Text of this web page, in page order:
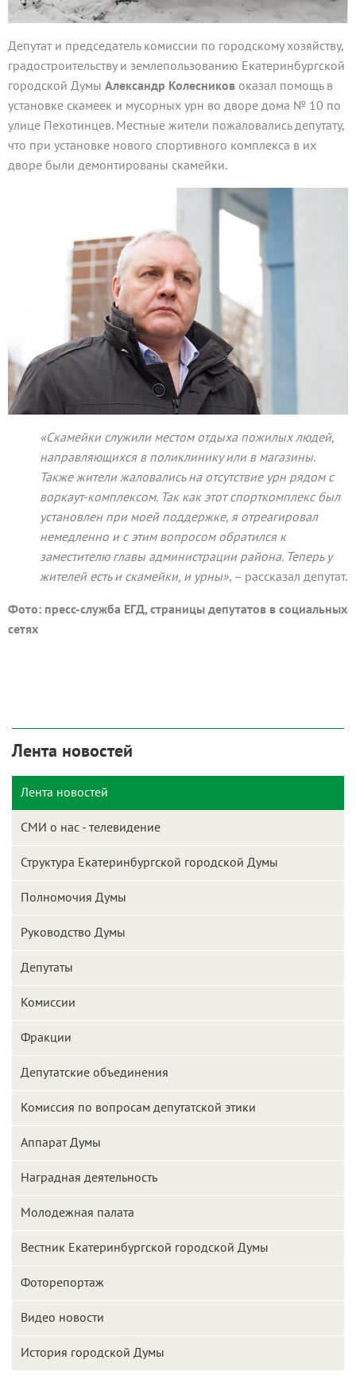
Депутат и председатель комиссии по городскому хозяйству,
градостроительству и землепользованию Екатеринбургской
городской Думы Александр Колесников оказал помощь в
установке скамеек и мусорных урн во дворе дома № 10 по
улице Пехотинцев. Местные жители пожаловались депутату,
что при установке нового спортивного комплекса в их
дворе были демонтированы скамейки.
«Скамейки служили местом отдыха пожилых людей,
направляющихся в поликлинику или в магазины.
Также жители жаловались на отсутствие урн рядом с
воркаут-комплексом. Так как этот спорткомплекс был
установлен при моей поддержке, я отреагировал
немедленно и с этим вопросом обратился к
заместителю главы администрации района. Теперь у
жителей есть и скамейки, и урны», – рассказал депутат.
Фото: пресс-служба ЕГД, страницы депутатов в социальных
сетях
Лента новостей
Лента новостей
СМИ о нас - телевидение
Структура Екатеринбургской городской Думы
Полномочия Думы
Руководство Думы
Депутаты
Комиссии
Фракции
Депутатские объединения
Комиссия по вопросам депутатской этики
Аппарат Думы
Наградная деятельность
Молодежная палата
Вестник Екатеринбургской городской Думы
Фоторепортаж
Видео новости
История городской Думы